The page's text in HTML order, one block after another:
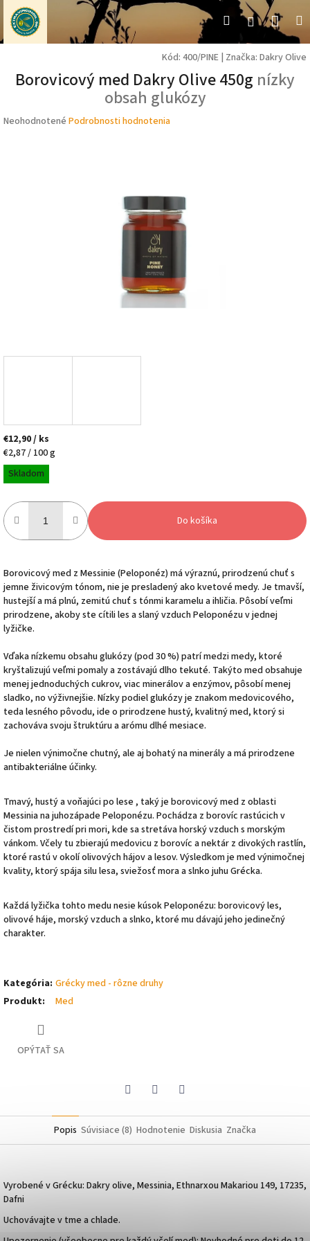
Prejsť
obsah
HľadaťPrihlásenie
Kód: 400/PINE Značka: Dakry Olive
Borovicový med Dakry Olive 450g nízky
obsah glukózy
Priemerné
Neohodnotené Podrobnosti hodnotenia
€12,90/ ks
Jednotková
cena:
€2,87 / 100 g
Skladom
Do košíka
Borovicový med z Messinie (Peloponéz) má výraznú, prirodzenú chuť s
jemne živicovým tónom, nie je presladený ako kvetové medy. Je tmavší,
hustejší a má plnú, zemitú chuť s tónmi karamelu a ihličia. Pôsobí veľmi
prirodzene, akoby ste cítili les a slaný vzduch Peloponézu v jednej
lyžičke.
Vďaka nízkemu obsahu glukózy (pod 30 %) patrí medzi medy, ktoré
kryštalizujú veľmi pomaly a zostávajú dlho tekuté. Takýto med obsahuje
menej jednoduchých cukrov, viac minerálov a enzýmov, pôsobí menej
sladko, no výživnejšie. Nízky podiel glukózy je znakom medovicového,
teda lesného pôvodu, ide o prirodzene hustý, kvalitný med, ktorý si
zachováva svoju štruktúru a arómu dlhé mesiace.
Je nielen výnimočne chutný, ale aj bohatý na minerály a má prirodzene
antibakteriálne účinky.
Tmavý, hustý a voňajúci po lese , taký je borovicový med z oblasti
Messinia na juhozápade Peloponézu. Pochádza z borovíc rastúcich v
čistom prostredí pri mori, kde sa stretáva horský vzduch s morským
vánkom. Včely tu zbierajú medovicu z borovíc a nektár z divokých rastlín,
ktoré rastú v okolí olivových hájov a lesov. Výsledkom je med výnimočnej
kvality, ktorý spája silu lesa, sviežosť mora a slnko juhu Grécka.
Každá lyžička tohto medu nesie kúsok Peloponézu: borovicový les,
olivové háje, morský vzduch a slnko, ktoré mu dávajú jeho jedinečný
charakter.
Kategória: Grécky med - rôzne druhy
Produkt: Med
OPÝTAŤ SA
Popis Súvisiace (8) Hodnotenie Diskusia Značka
Vyrobené v Grécku: Dakry olive, Messinia, Ethnarxou Makariou 149, 17235,
Dafni
Uchovávajte v tme a chlade.